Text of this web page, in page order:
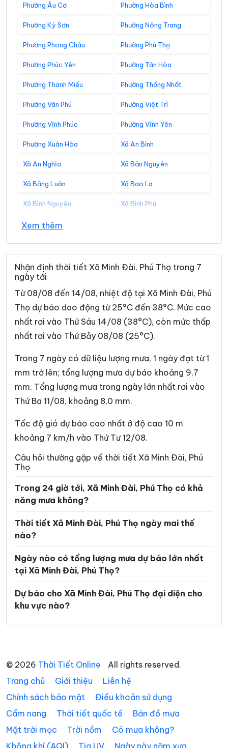
Phường Âu Cơ Phường Hòa Bình
Phường Kỳ Sơn Phường Nông Trang
Phường Phong Châu Phường Phú Thọ
Phường Phúc Yên Phường Tân Hòa
Phường Thanh Miếu Phường Thống Nhất
Phường Vân Phú Phường Việt Trì
Phường Vĩnh Phúc Phường Vĩnh Yên
Phường Xuân Hòa Xã An Bình
Xã An Nghĩa Xã Bản Nguyên
Xã Bằng Luân Xã Bao La
Xã Bình Nguyên Xã Bình Phú
Xã Bình Tuyền
Xã Cẩm Khê Xã Cao Dương
Xã Cao Phong Xã Cao Sơn
Xã Chân Mộng
Xã Chí Tiên Xã Cự Đồng
Xã Đà Bắc Xã Đại Đình
Xã Dân Chủ
Xã Đan Thượng Xã Đạo Trù
Xã Đào Xá Xã Đoan Hùng
Xã Đồng Lương Xã Đông Thành
Xã Đức Nhàn Xã Dũng Tiến
Xã Hạ Hòa Xã Hải Lựu
Xã Hiền Lương Xã Hiền Quan
Xã Hội Thịnh
Xã Hợp Lý Xã Hùng Việt
Xã Hương Cần
Xã Khả Cửu Xã Kim Bôi
Xã Lạc Lương Xã Lạc Sơn
Xã Lạc Thủy Xã Lai Đồng
Xã Liên Minh Xã Liên Sơn
Xã Long Cốc Xã Lương Sơn
Xã Mai Châu Xã Mai Hạ
Xã Minh Hòa Xã Mường Bi
Xem thêm
Nhận định thời tiết Xã Minh Đài, Phú Thọ trong 7
ngày tới
Từ 08/08 đến 14/08, nhiệt độ tại Xã Minh Đài, Phú
Thọ dự báo dao động từ 25°C đến 38°C. Mức cao
nhất rơi vào Thứ Sáu 14/08 (38°C), còn mức thấp
nhất rơi vào Thứ Bảy 08/08 (25°C).
Trong 7 ngày có dữ liệu lượng mưa, 1 ngày đạt từ 1
mm trở lên; tổng lượng mưa dự báo khoảng 9,7
mm. Tổng lượng mưa trong ngày lớn nhất rơi vào
Thứ Ba 11/08, khoảng 8,0 mm.
Tốc độ gió dự báo cao nhất ở độ cao 10 m
khoảng 7 km/h vào Thứ Tư 12/08.
Câu hỏi thường gặp về thời tiết Xã Minh Đài, Phú
Thọ
Trong 24 giờ tới, Xã Minh Đài, Phú Thọ có khả
năng mưa không?
Thời tiết Xã Minh Đài, Phú Thọ ngày mai thế
nào?
Ngày nào có tổng lượng mưa dự báo lớn nhất
tại Xã Minh Đài, Phú Thọ?
Dự báo cho Xã Minh Đài, Phú Thọ đại diện cho
khu vực nào?
© 2026 Thời Tiết Online
All rights reserved.
Trang chủ
Giới thiệu
Liên hệ
Chính sách bảo mật
Điều khoản sử dụng
Cẩm nang
Thời tiết quốc tế
Bản đồ mưa
Mặt trời mọc
Trời nồm
Có mưa không?